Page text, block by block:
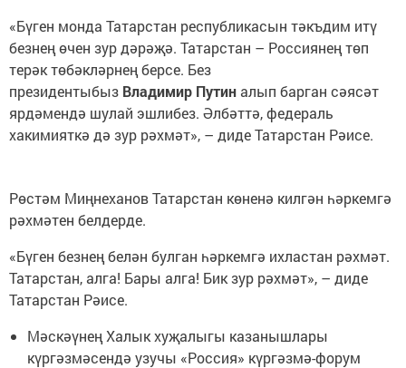
«Бүген монда Татарстан республикасын тәкъдим итү
безнең өчен зур дәрәҗә. Татарстан – Россиянең төп
терәк төбәкләрнең берсе. Без
президентыбыз Владимир Путиналып барган сәясәт
ярдәмендә шулай эшлибез. Әлбәттә, федераль
хакимияткә дә зур рәхмәт», – диде Татарстан Рәисе.
Рөстәм Миңнеханов Татарстан көненә килгән һәркемгә
рәхмәтен белдерде.
«Бүген безнең белән булган һәркемгә ихластан рәхмәт.
Татарстан, алга! Бары алга! Бик зур рәхмәт», – диде
Татарстан Рәисе.
Мәскәүнең Халык хуҗалыгы казанышлары
күргәзмәсендә узучы «Россия» күргәзмә-форум